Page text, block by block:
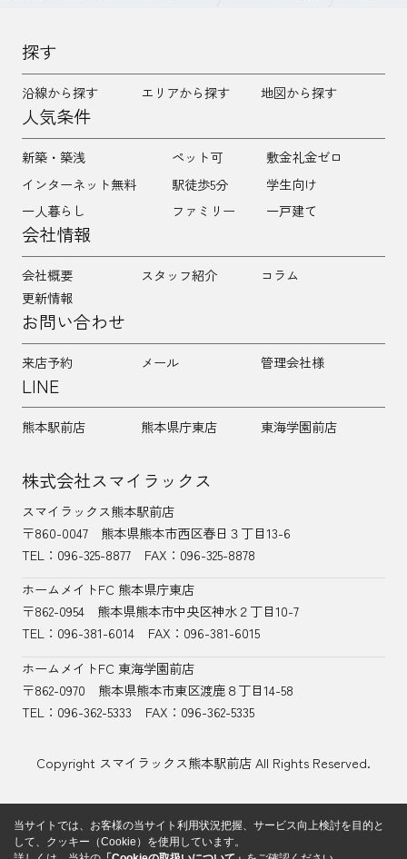
探す
沿線から探す エリアから探す 地図から探す
人気条件
新築・築浅 ペット可
敷金礼金ゼロ
インターネット無料
駅徒歩5分
学生向け
一人暮らし
ファミリー 一戸建て
会社情報
会社概要 スタッフ紹介
コラム
更新情報
お問い合わせ
来店予約 メール 管理会社様
LINE
熊本駅前店 熊本県庁東店 東海学園前店
株式会社スマイラックス
スマイラックス熊本駅前店
〒860-0047
熊本県熊本市西区春日３丁目13-6
TEL： 096-325-8877
FAX：096-325-8878
ホームメイトFC 熊本県庁東店
〒862-0954
熊本県熊本市中央区神水２丁目10-7
TEL：096-381-6014
FAX：096-381-6015
ホームメイトFC 東海学園前店
〒862-0970
熊本県熊本市東区渡鹿８丁目14-58
TEL： 096-362-5333 FAX：096-362-5335
Copyright スマイラックス熊本駅前店 All Rights Reserved.
当サイトでは、お客様の当サイト利用状況把握、サービス向上検討を目的と
して、クッキー（Cookie）を使用しています。